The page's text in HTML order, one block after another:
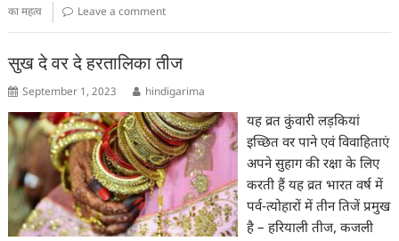
का महत्व
Leave a comment
सुख दे वर दे हरतालिका तीज
September 1, 2023 hindigarima
यह व्रत कुंवारी लड़कियां
इच्छित वर पाने एवं विवाहिताएं
अपने सुहाग की रक्षा के लिए
करती हैं यह व्रत भारत वर्ष में
पर्व-त्योहारों में तीन तिजें प्रमुख
है – हरियाली तीज, कजली